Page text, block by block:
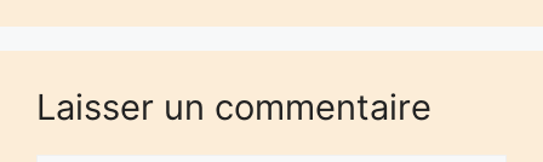
Laisser un commentaire